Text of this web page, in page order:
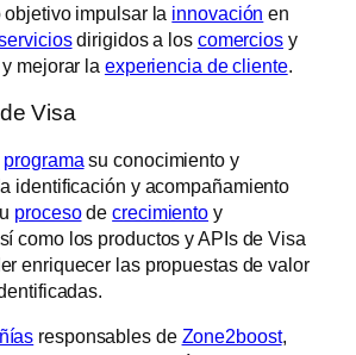
impulsar la innovación en
dirigidos a los comerciosy
y mejorar la experiencia de cliente.
Visa
programa su conocimiento y
identificación y acompañamiento
procesodecrecimiento y
como los productos y APIs de Visa
enriquecer las propuestas de valor
responsables de Zone2boost,